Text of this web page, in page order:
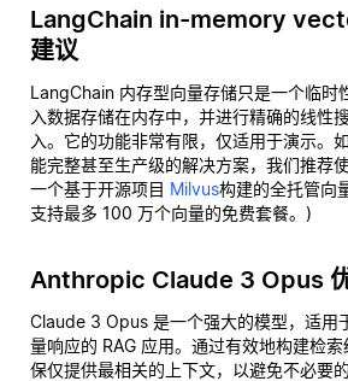
LangChain in-memory
建议
LangChain 内存型向量存储只是一个临时
入数据存储在内存中，并进行精确的线性
入。它的功能非常有限，仅适用于演示。
能完整甚至生产级的解决方案，我们推荐
一个基于开源项目 Milvus构建的全托管向
支持最多 100 万个向量的免费套餐。)
Anthropic Claude 3 Opus
Claude 3 Opus 是一个强大的模型，适用
量响应的 RAG 应用。通过有效地构建检
保仅提供最相关的上下文，以避免不必要